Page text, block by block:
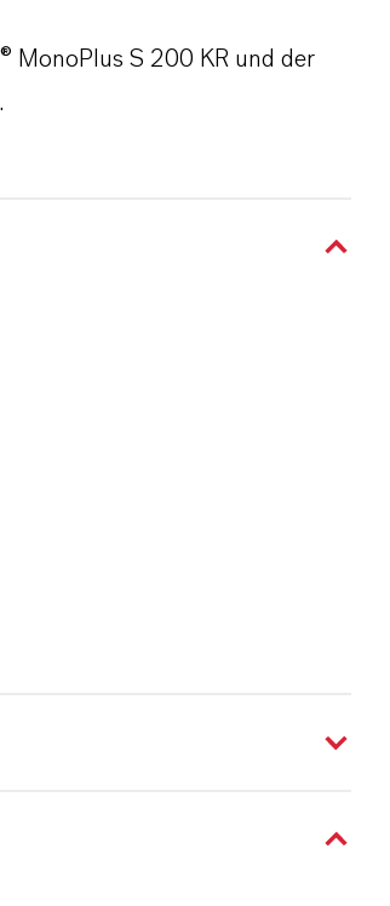
MonoPlus S 200 KR und der